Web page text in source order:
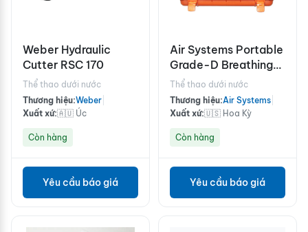
Weber Hydraulic
Cutter RSC 170
Thể thao dưới nước
Thương hiệu:Weber
Xuất xứ:🇦🇺 Úc
Còn hàng
Yêu cầu báo giá
Air Systems Portable
Grade-D Breathing
Air Filtration with CO
Monitor BB100-CO
Thể thao dưới nước
Thương hiệu:Air Systems
Xuất xứ:🇺🇸 Hoa Kỳ
Còn hàng
Yêu cầu báo giá